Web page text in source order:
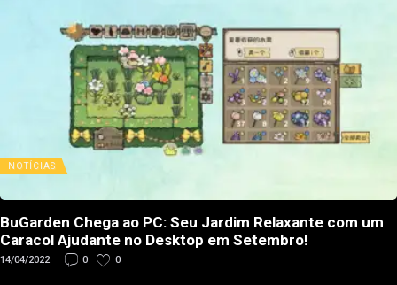
NOTÍCIAS
BuGarden Chega ao PC: Seu Jardim Relaxante com um
Caracol Ajudante no Desktop em Setembro!
14/04/2022 0 0